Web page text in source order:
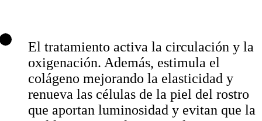
El tratamiento activa la circulación y la
oxigenación. Además, estimula el
colágeno mejorando la elasticidad y
renueva las células de la piel del rostro
que aportan luminosidad y evitan que la